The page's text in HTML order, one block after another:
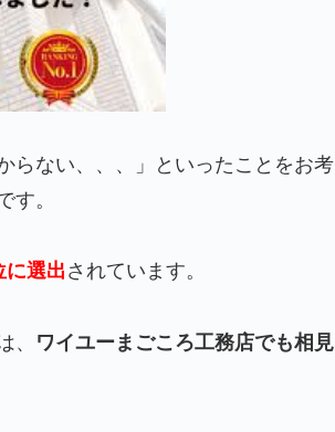
らない、、、」といったことをお考
す。
に選出 されています。
、 ワイユーまごころ工務店でも相見